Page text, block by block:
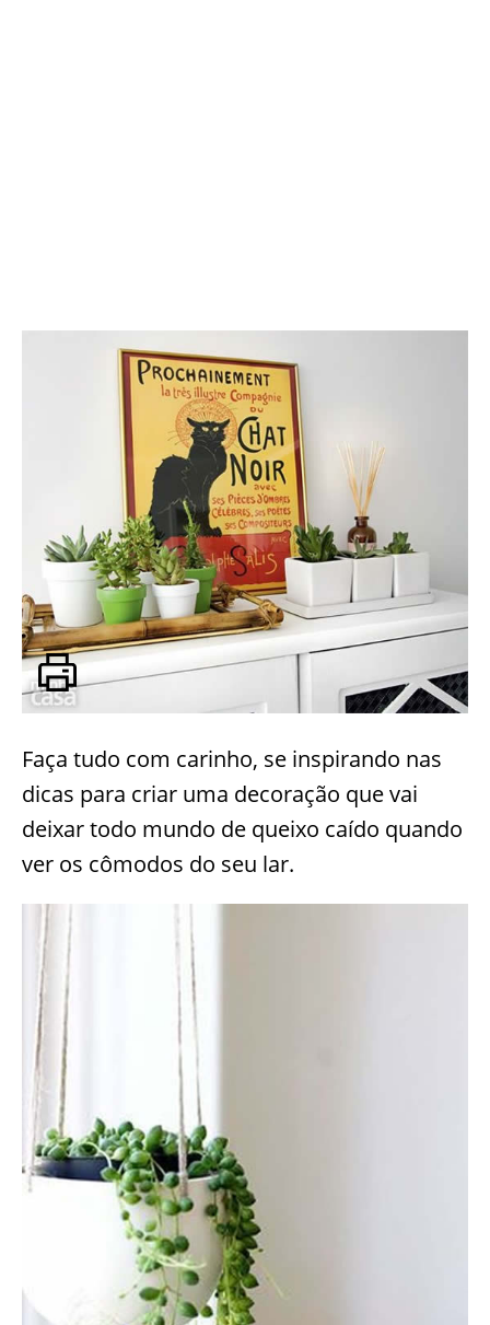
Faça tudo com carinho, se inspirando nas
dicas para criar uma decoração que vai
deixar todo mundo de queixo caído quando
ver os cômodos do seu lar.